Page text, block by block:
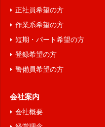
正社員希望の方
作業系希望の方
短期・パート希望の方
登録希望の方
警備員希望の方
会社案内
会社概要